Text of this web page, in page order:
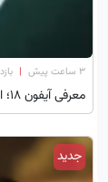
۳ ساعت پیش |
معرفی آیفون ۱۸؛ اولین آیفون تاشو
جدید